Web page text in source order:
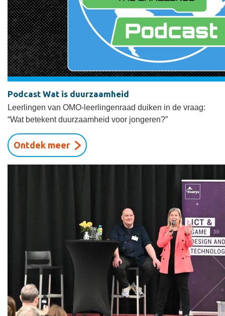
Podcast Wat is duurzaamheid
Leerlingen van OMO-leerlingenraad duiken in de vraag:
“Wat betekent duurzaamheid voor jongeren?”
Ontdek meer